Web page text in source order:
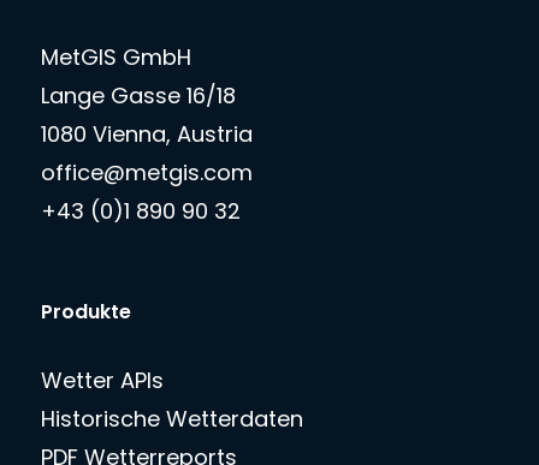
MetGIS GmbH
Lange Gasse 16/18
1080 Vienna, Austria
office@metgis.com
+43 (0)1 890 90 32
Produkte
Wetter APIs
Historische Wetterdaten
PDF Wetterreports